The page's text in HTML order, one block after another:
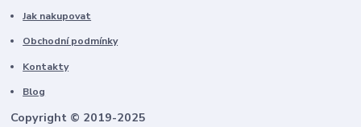
Jak nakupovat
Obchodní podmínky
Kontakty
Blog
Copyright © 2019-2025